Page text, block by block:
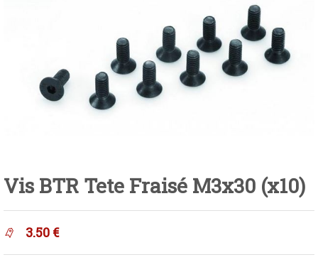
Vis BTR Tete Fraisé M3x30 (x10)
3.50 €